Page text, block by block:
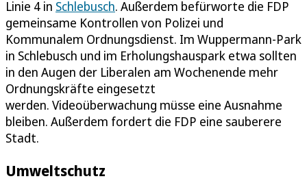
Linie 4 in Schlebusch. Außerdem befürworte die FDP
gemeinsame Kontrollen von Polizei und
Kommunalem Ordnungsdienst. Im Wuppermann-Park
in Schlebusch und im Erholungshauspark etwa sollten
in den Augen der Liberalen am Wochenende mehr
Ordnungskräfte eingesetzt
werden. Videoüberwachung müsse eine Ausnahme
bleiben. Außerdem fordert die FDP eine sauberere
Stadt.
Umweltschutz